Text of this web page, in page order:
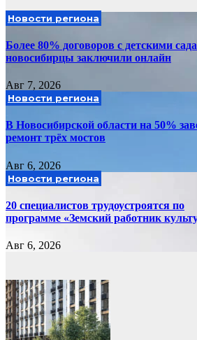
Новости региона
Более 80% договоров с детскими
новосибирцы заключили онлайн
Авг 7, 2026
Новости региона
В Новосибирской области на 50%
ремонт трёх мостов
Авг 6, 2026
Новости региона
20 специалистов трудоустроятся по
программе «Земский работник
Авг 6, 2026